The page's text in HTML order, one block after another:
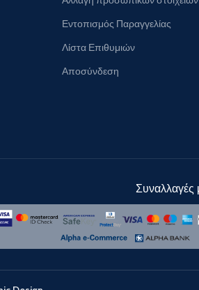
Εντοπισμός Παραγγελίας
Λίστα Επιθυμιών
Αποσύνδεση
Συναλλαγές